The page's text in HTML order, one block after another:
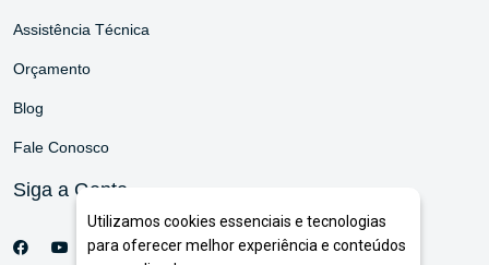
Assistência Técnica
Orçamento
Blog
Fale Conosco
Siga a Gente
Utilizamos cookies essenciais e tecnologias
para oferecer melhor experiência e conteúdos